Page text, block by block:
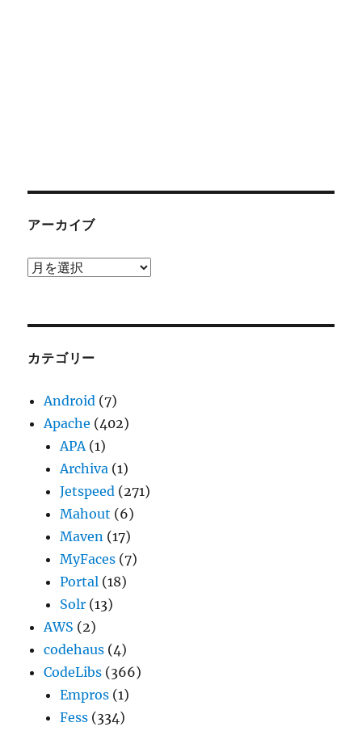
アーカイブ
ア
ブ
カテゴリー
Android (7)
Apache (402)
APA(1)
Archiva (1)
Jetspeed (271)
Mahout (6)
Maven (17)
MyFaces (7)
Portal (18)
Solr (13)
AWS (2)
codehaus (4)
CodeLibs (366)
Empros (1)
Fess (334)